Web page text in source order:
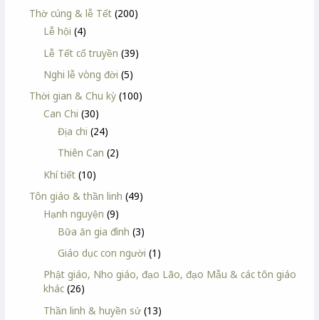
Thờ cúng & lễ Tết (200)
Lễ hội (4)
Lễ Tết cổ truyền (39)
Nghi lễ vòng đời (5)
Thời gian & Chu kỳ (100)
Can Chi (30)
Địa chi (24)
Thiên Can (2)
Khí tiết (10)
Tôn giáo & thần linh (49)
Hạnh nguyện (9)
Bữa ăn gia đình (3)
Giáo dục con người (1)
Phật giáo, Nho giáo, đạo Lão, đạo Mẫu & các tôn giáo
khác (26)
Thần linh & huyền sử (13)